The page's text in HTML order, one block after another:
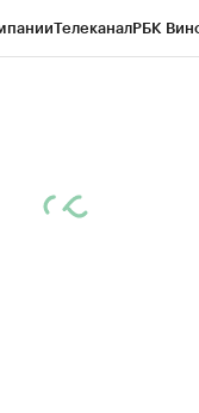
ТелеканалРБК